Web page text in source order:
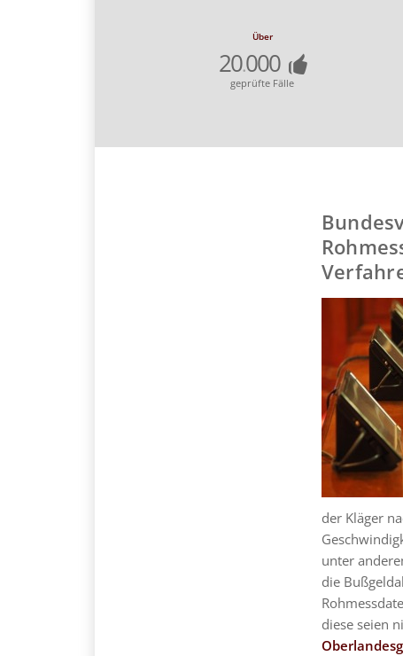
Über
20.000
geprüfte Fälle
der Kläger
unter
die
diese seien